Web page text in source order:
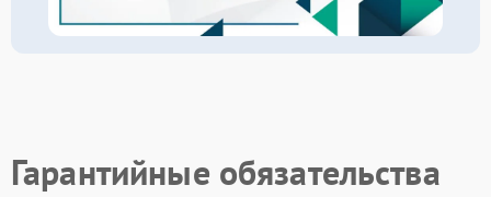
Гарантийные обязательства